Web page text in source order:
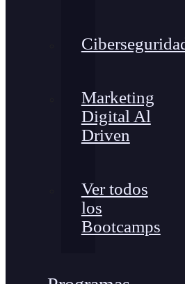
Marketing
Digital Al
Driven
Ver todos
los
Bootcamps